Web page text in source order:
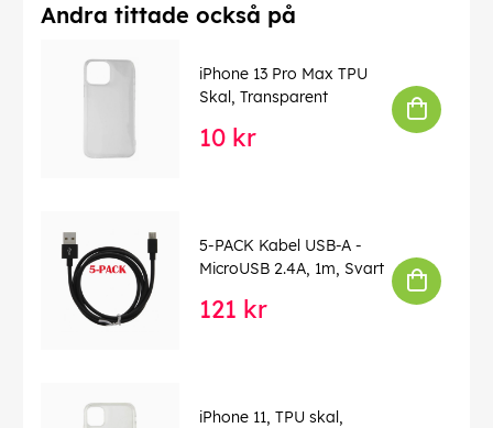
Andra tittade också på
iPhone 13 Pro Max TPU
Skal, Transparent
10 kr
5-PACK Kabel USB-A -
MicroUSB 2.4A, 1m, Svart
121 kr
iPhone 11, TPU skal,